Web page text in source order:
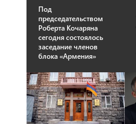
Под
председательством
Роберта Кочаряна
сегодня состоялось
заседание членов
блока «Армения»